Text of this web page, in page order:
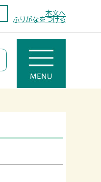
本文へ
ふりがなをつける